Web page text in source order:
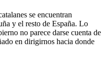
se encuentran
y el resto de España. Lo
no parece darse cuenta de
en dirigirnos hacia donde